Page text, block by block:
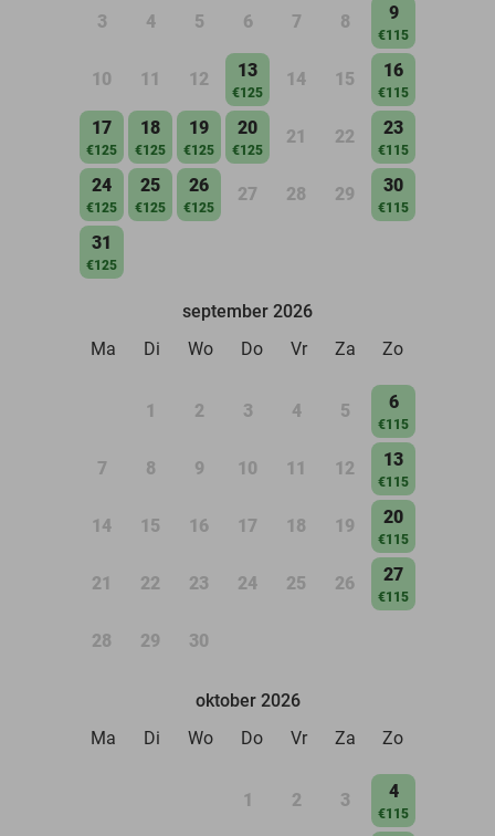
3 4 5 6 7 8 9
€115
10 11 12 13
€125
14 15 16
€115
17
€125
18
€125
19
€125
20
€125
21 22 23
€115
24
€125
25
€125
26
€125
27 28 29 30
€115
31
€125
september 2026
Ma
Di Wo Do Vr Za Zo
1 2 3 4 5 6
€115
7 8 9 10 11 12 13
€115
14 15 16 17 18 19 20
€115
21 22 23 24 25 26 27
€115
28 29 30
oktober 2026
Ma
Di Wo Do Vr Za Zo
1 2 3 4
€115